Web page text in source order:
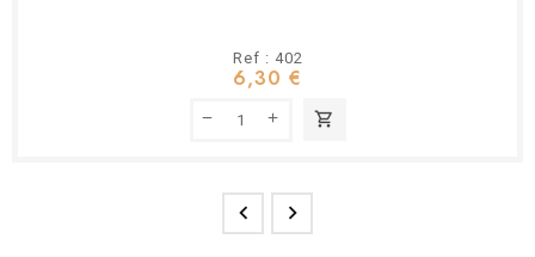
Ref : 402
6,30 €
shopping_cart
 